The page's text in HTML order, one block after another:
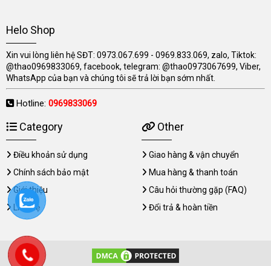
Helo Shop
Xin vui lòng liên hệ SĐT: 0973.067.699 - 0969.833.069, zalo, Tiktok:
@thao0969833069, facebook, telegram: @thao0973067699, Viber,
WhatsApp của bạn và chúng tôi sẽ trả lời bạn sớm nhất.
Hotline: 0969833069
Category
Điều khoản sử dụng
Chính sách bảo mật
Giới thiệu
Liên hệ
Other
Giao hàng & vận chuyển
Mua hàng & thanh toán
Câu hỏi thường gặp (FAQ)
Đổi trả & hoàn tiền